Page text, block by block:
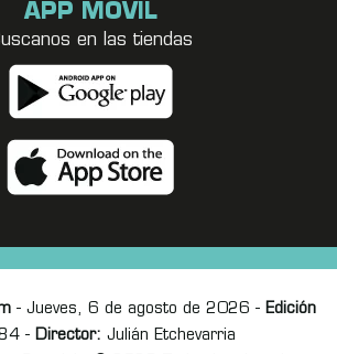
APP MÓVIL
en las tiendas
- Jueves, 6 de agosto de 2026 - Edición
- Director: Julián Etchevarria